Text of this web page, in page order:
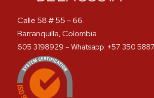
Calle 58 # 55 – 66.
Barranquilla, Colombia.
605 3198929 – Whatsapp: +57 350